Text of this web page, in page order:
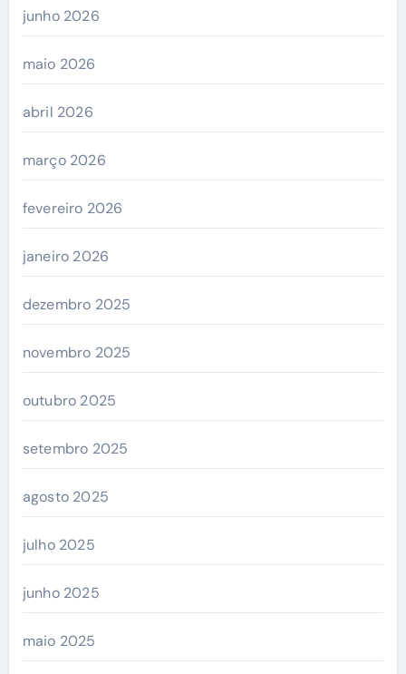
junho 2026
maio 2026
abril 2026
março 2026
fevereiro 2026
janeiro 2026
dezembro 2025
novembro 2025
outubro 2025
setembro 2025
agosto 2025
julho 2025
junho 2025
maio 2025